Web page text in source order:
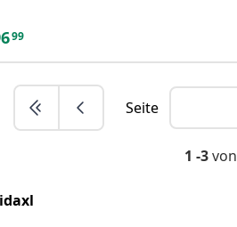
99
Seite
1 -3von